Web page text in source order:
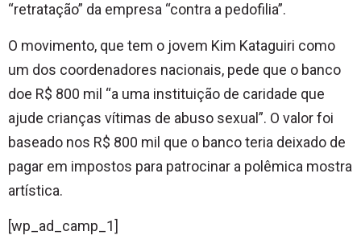
“retratação” da empresa “contra a pedofilia”.
O movimento, que tem o jovem Kim Kataguiri como
um dos coordenadores nacionais, pede que o banco
doe R$ 800 mil “a uma instituição de caridade que
ajude crianças vítimas de abuso sexual”. O valor foi
baseado nos R$ 800 mil que o banco teria deixado de
pagar em impostos para patrocinar a polêmica mostra
artística.
[wp_ad_camp_1]